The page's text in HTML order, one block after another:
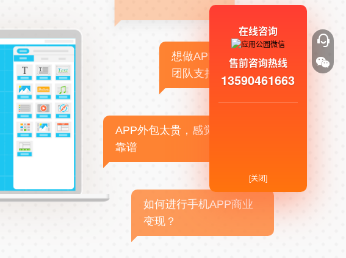
想做APP，但没有技术
团队支持
APP外包太贵，感觉不
靠谱
如何进行手机APP商业
变现？
在线咨询
售前咨询热线
13590461663
[关闭]